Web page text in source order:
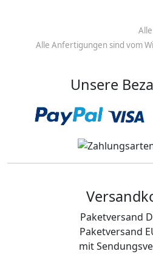
Alle Anfertigungen sind vom
Unsere
Paketversand
Paketversand
mit